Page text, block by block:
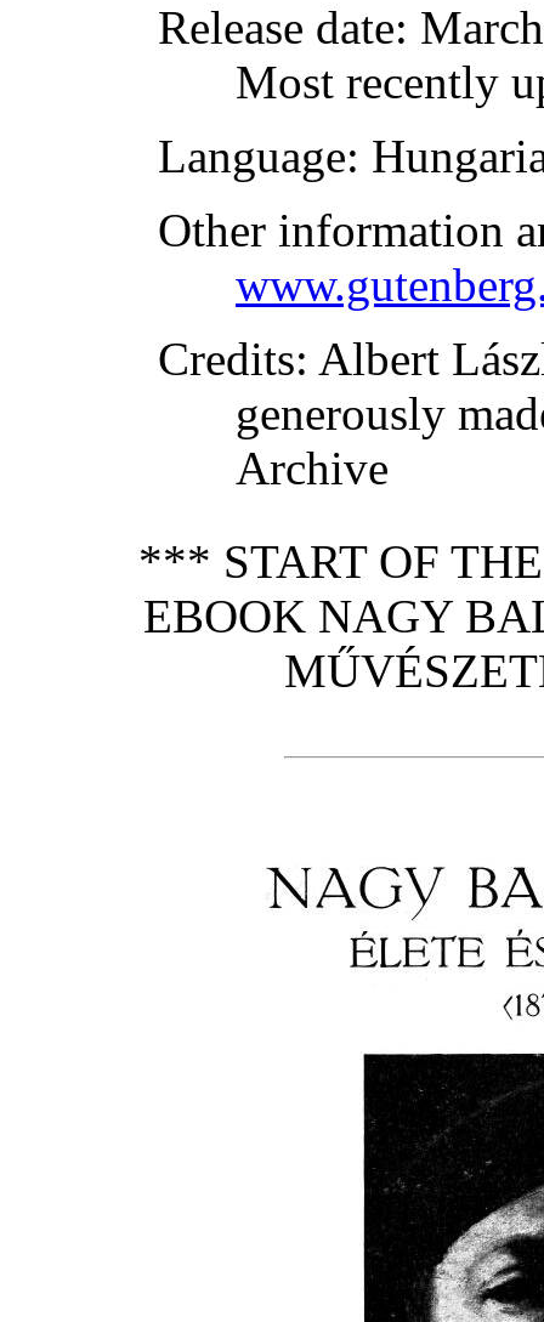
Release date:
Most recently
Language:
Other information
Credits: Albert
generously
Archive
*** START OF
EBOOK NAGY